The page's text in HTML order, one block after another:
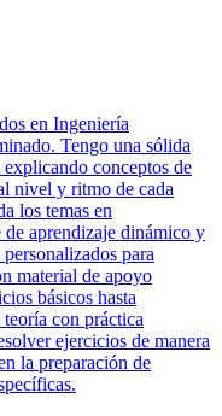
en Ingeniería
Tengo una sólida
conceptos de
nivel y ritmo de cada
los temas en
aprendizaje dinámico y
para
material de apoyo
básicos hasta
con práctica
ejercicios de manera
la preparación de